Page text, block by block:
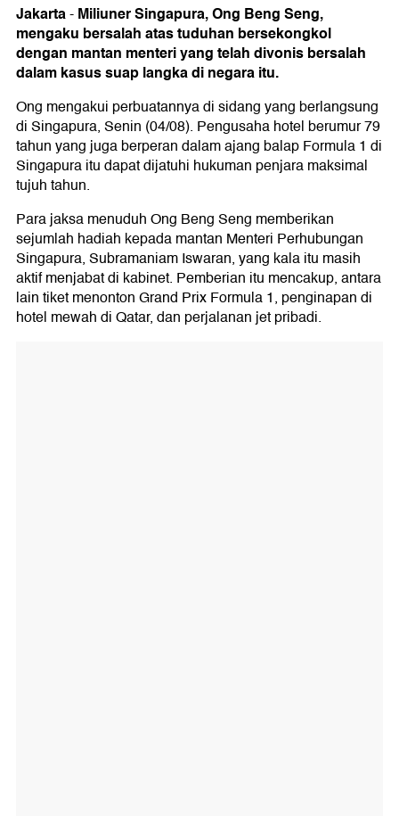
Jakarta-Miliuner Singapura, Ong Beng Seng,
mengaku bersalah atas tuduhan bersekongkol
dengan mantan menteri yang telah divonis bersalah
dalam kasus suap langka di negara itu.
Ong mengakui perbuatannya di sidang yang berlangsung
di Singapura, Senin (04/08). Pengusaha hotel berumur 79
tahun yang juga berperan dalam ajang balap Formula 1 di
Singapura itu dapat dijatuhi hukuman penjara maksimal
tujuh tahun.
Para jaksa menuduh Ong Beng Seng memberikan
sejumlah hadiah kepada mantan Menteri Perhubungan
Singapura, Subramaniam Iswaran, yang kala itu masih
aktif menjabat di kabinet. Pemberian itu mencakup, antara
lain tiket menonton Grand Prix Formula 1, penginapan di
hotel mewah di Qatar, dan perjalanan jet pribadi.